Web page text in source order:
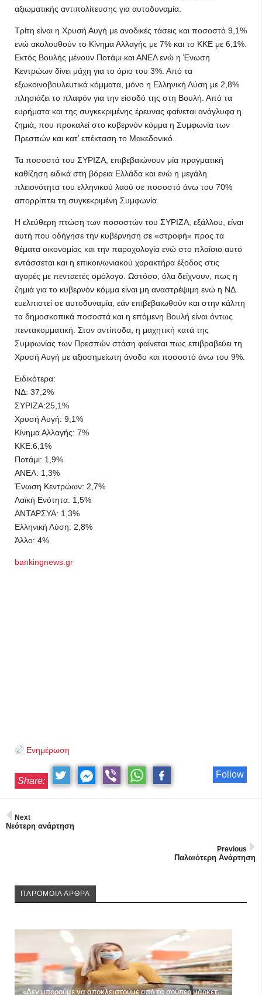
αξιωματικής αντιπολίτευσης για αυτοδυναμία.
Τρίτη είναι η Χρυσή Αυγή με ανοδικές τάσεις και ποσοστό 9,1%
ενώ ακολουθούν το Κίνημα Αλλαγής με 7% και το ΚΚΕ με 6,1%.
Εκτός Βουλής μένουν Ποτάμι και ΑΝΕΛ ενώ η Ένωση
Κεντρώων δίνει μάχη για το όριο του 3%. Από τα
εξωκοινοβουλευτικά κόμματα, μόνο η Ελληνική Λύση με 2,8%
πλησιάζει το πλαφόν για την είσοδό της στη Βουλή. Από τα
ευρήματα και της συγκεκριμένης έρευνας φαίνεται ανάγλυφα η
ζημιά, που προκαλεί στο κυβερνόν κόμμα η Συμφωνία των
Πρεσπών και κατ’ επέκταση το Μακεδονικό.
Τα ποσοστά του ΣΥΡΙΖΑ, επιβεβαιώνουν μία πραγματική
καθίζηση ειδικά στη βόρεια Ελλάδα και ενώ η μεγάλη
πλειονότητα του ελληνικού λαού σε ποσοστό άνω του 70%
απορρίπτει τη συγκεκριμένη Συμφωνία.
Η ελεύθερη πτώση των ποσοστών του ΣΥΡΙΖΑ, εξάλλου, είναι
αυτή που οδήγησε την κυβέρνηση σε «στροφή» προς τα
θέματα οικονομίας και την παροχολογία ενώ στο πλαίσιο αυτό
εντάσσεται και η επικοινωνιακού χαρακτήρα έξοδος στις
αγορές με πενταετές ομόλογο. Ωστόσο, όλα δείχνουν, πως η
ζημιά για το κυβερνόν κόμμα είναι μη αναστρέψιμη ενώ η ΝΔ
ευελπιστεί σε αυτοδυναμία, εάν επιβεβαιωθούν και στην κάλπη
τα δημοσκοπικά ποσοστά και η επόμενη Βουλή είναι όντως
πεντακομματική. Στον αντίποδα, η μαχητική κατά της
Συμφωνίας των Πρεσπών στάση φαίνεται πως επιβραβεύει τη
Χρυσή Αυγή με αξιοσημείωτη άνοδο και ποσοστό άνω του 9%.
Ειδικότερα:
ΝΔ: 37,2%
ΣΥΡΙΖΑ:25,1%
Χρυσή Αυγή: 9,1%
Κίνημα Αλλαγής: 7%
ΚΚΕ:6,1%
Ποτάμι: 1,9%
ΑΝΕΛ: 1,3%
Ένωση Κεντρώων: 2,7%
Λαϊκή Ενότητα: 1,5%
ΑΝΤΑΡΣΥΑ: 1,3%
Ελληνική Λύση: 2,8%
Άλλο: 4%
bankingnews.gr
Ενημέρωση
Follow
Share:
Next
Νεότερη ανάρτηση
Previous
Παλαιότερη Ανάρτηση
ΠΑΡΟΜΟΙΑ ΑΡΘΡΑ